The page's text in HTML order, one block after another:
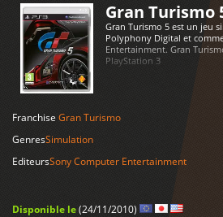
Gran Turismo
Gran Turismo 5 est un jeu
Polyphony Digital et
Entertainment. Gran
PlayStation 3
FranchiseGran Turismo
GenresSimulation
EditeursSony Computer Entertainment
Disponible le(24/11/2010)